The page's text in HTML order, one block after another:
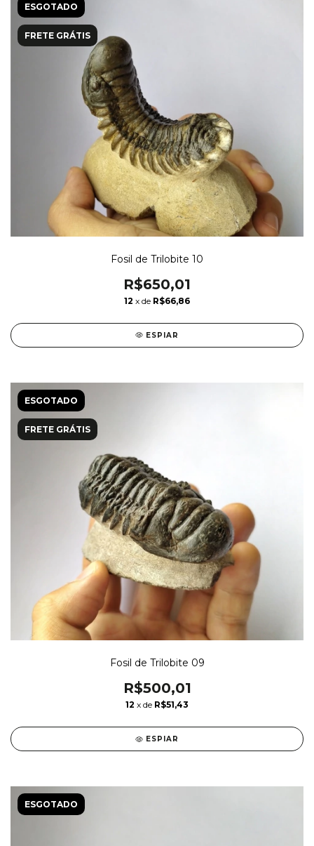
ESGOTADO
FRETE GRÁTIS
Fosil de Trilobite 10
R$650,01
12 x de R$66,86
ESPIAR
ESGOTADO
FRETE GRÁTIS
Fosil de Trilobite 09
R$500,01
12 x de R$51,43
ESPIAR
ESGOTADO